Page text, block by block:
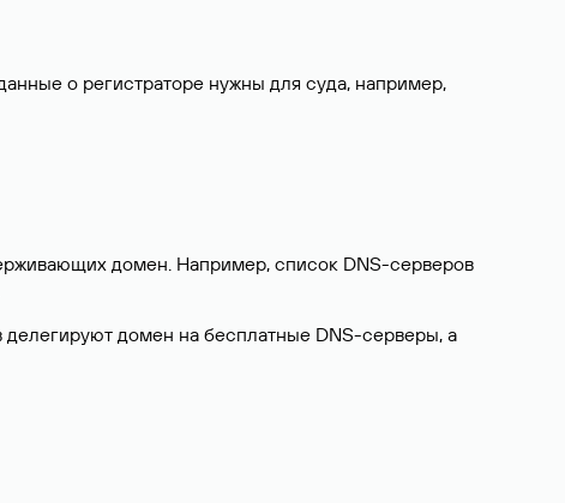
о регистраторе нужны для суда, например,
домен. Например, список DNS-серверов
делегируют домен на бесплатные DNS-серверы, а